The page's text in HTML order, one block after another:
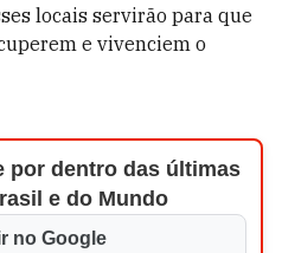
locais servirão para que
e vivenciem o
por dentro das últimas
e do Mundo
no Google